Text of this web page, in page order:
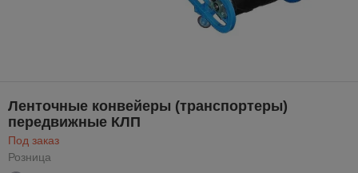
Ленточные конвейеры (транспортеры)
передвижные КЛП
Под заказ
Розница